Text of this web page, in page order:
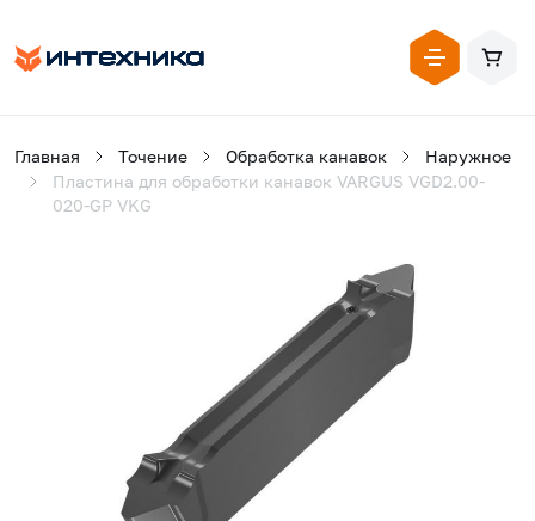
Главная Точение Обработка канавок
Наружное
Пластина для обработки канавок VARGUS VGD2.00-
020-GP VKG